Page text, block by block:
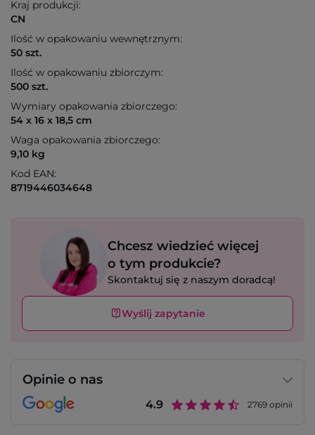
Kraj produkcji:
CN
Ilość w opakowaniu wewnętrznym:
50 szt.
Ilość w opakowaniu zbiorczym:
500 szt.
Wymiary opakowania zbiorczego:
54 x 16 x 18,5 cm
Waga opakowania zbiorczego:
9,10 kg
Kod EAN:
8719446034648
Chcesz wiedzieć więcej
o tym produkcie?
Skontaktuj się z naszym doradcą!
Wyślij zapytanie
Opinie o nas
4.9 2769 opinii